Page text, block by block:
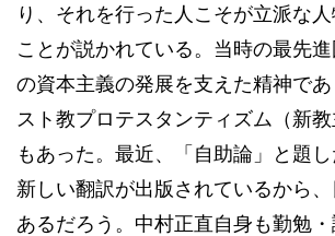
り、それを行った人こそが立派な
ことが説かれている。当時の最先
の資本主義の発展を支えた精神で
スト教プロテスタンティズム（新
もあった。最近、「自助論」と題
新しい翻訳が出版されているから
あるだろう。中村正直自身も勤勉